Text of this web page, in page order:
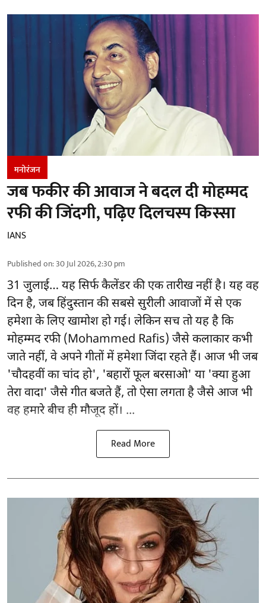
मनोरंजन
जब फकीर की आवाज ने बदल दी मोहम्मद
रफी की जिंदगी, पढ़िए दिलचस्प किस्सा
IANS
Published on:30 Jul 2026, 2:30 pm
31 जुलाई… यह सिर्फ कैलेंडर की एक तारीख नहीं है। यह वह
दिन है, जब हिंदुस्तान की सबसे सुरीली आवाजों में से एक
हमेशा के लिए खामोश हो गई। लेकिन सच तो यह है कि
मोहम्मद रफी (Mohammed Rafis) जैसे कलाकार कभी
जाते नहीं, वे अपने गीतों में हमेशा जिंदा रहते हैं। आज भी जब
'चौदहवीं का चांद हो', 'बहारों फूल बरसाओ' या 'क्या हुआ
तेरा वादा' जैसे गीत बजते हैं, तो ऐसा लगता है जैसे आज भी
वह हमारे बीच ही मौजूद हों। ...
Read More